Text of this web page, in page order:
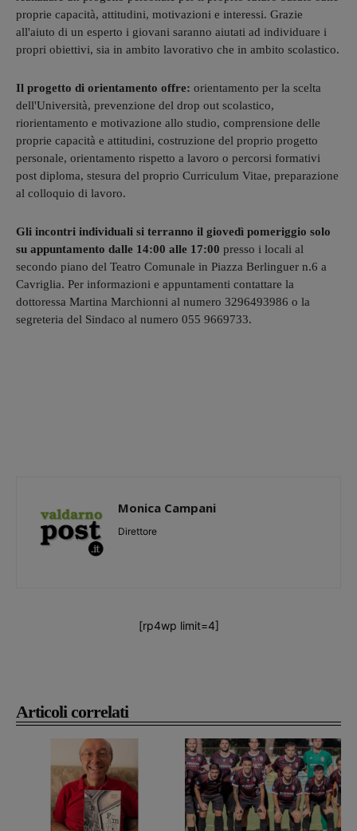
Articoli correlati
proprie capacità, attitudini, motivazioni e interessi. Grazie
all'aiuto di un esperto i giovani saranno aiutati ad individuare i
propri obiettivi, sia in ambito lavorativo che in ambito scolastico.
Il progetto di orientamento offre: orientamento per la scelta
dell'Università, prevenzione del drop out scolastico,
riorientamento e motivazione allo studio, comprensione delle
proprie capacità e attitudini, costruzione del proprio progetto
personale, orientamento rispetto a lavoro o percorsi formativi
post diploma, stesura del proprio Curriculum Vitae, preparazione
al colloquio di lavoro.
Gli incontri individuali si terranno il giovedì pomeriggio solo
su appuntamento dalle 14:00 alle 17:00 presso i locali al
secondo piano del Teatro Comunale in Piazza Berlinguer n.6 a
Cavriglia. Per informazioni e appuntamenti contattare la
dottoressa Martina Marchionni al numero 3296493986 o la
segreteria del Sindaco al numero 055 9669733.
Monica Campani
Direttore
[rp4wp limit=4]